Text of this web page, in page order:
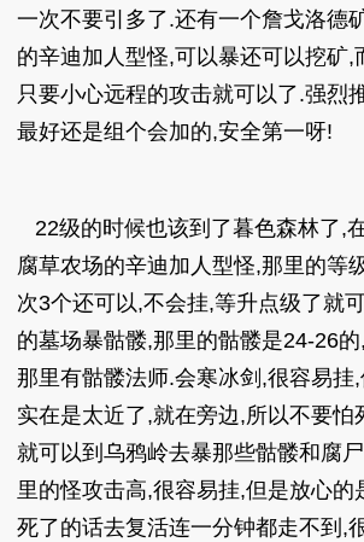
一次不要引多了.还有一个詹戈洛德
的辛迪加人型怪,可以暴还可以挖矿,
只要小心远程的攻击就可以了.强烈
最好还是组个会加的,安全第一呀!
22级的时候也该到了暮色森林了,
腐草农场的辛迪加人型怪,那里的等
次3个还可以,不会挂,等升点级了就
的墓场暴骷髅,那里的骷髅是24-26
那里有骷髅法师.会寒冰剑,很容易挂
实在是太近了,就在旁边,所以不要怕
就可以到乌鸦岭去暴那些骷髅和腐
里的怪攻击高,很容易挂,但是放心的
死了的话去复活连一分钟都走不到,